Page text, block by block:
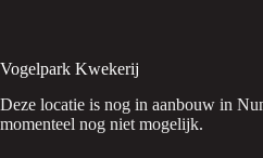
Vogelpark Kwekerij
Deze locatie is nog in aanbouw in
momenteel nog niet mogelijk.